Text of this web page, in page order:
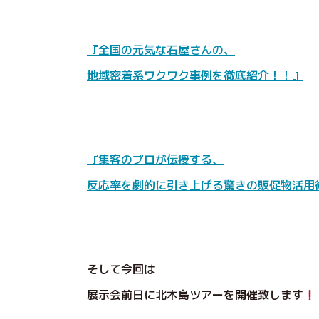
『全国の元気な石屋さんの、
地域密着系ワクワク事例を徹底紹介！！』
『集客のプロが伝授する、
反応率を劇的に引き上げる驚きの販促物活用
そして今回は
展示会前日に北木島ツアーを開催致します